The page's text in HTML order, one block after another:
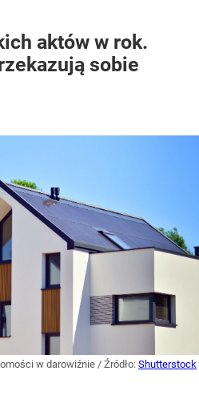
aktów w rok.
sobie
w darowiźnie / Źródło: Shutterstock